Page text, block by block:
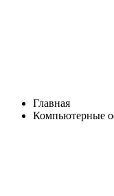
Главная
Компьютерные